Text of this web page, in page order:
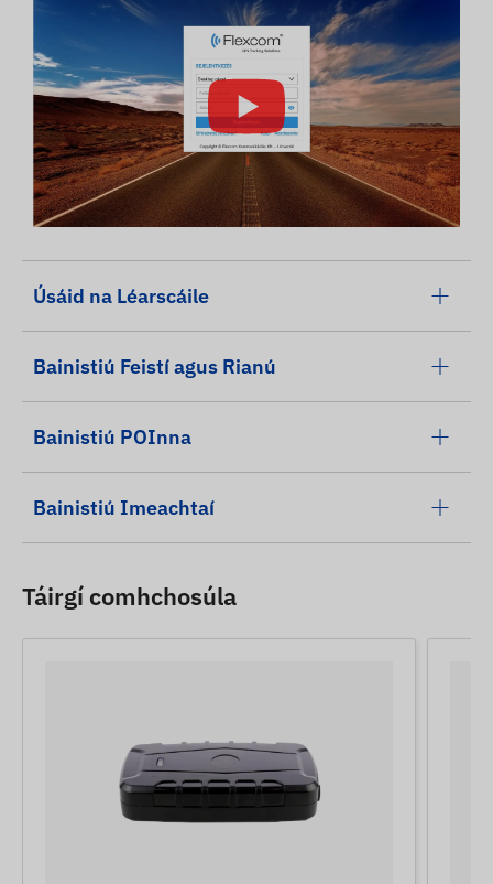
Úsáid na Léarscáile
Bainistiú Feistí agus Rianú
Bainistiú POInna
Bainistiú Imeachtaí
Táirgí comhchosúla